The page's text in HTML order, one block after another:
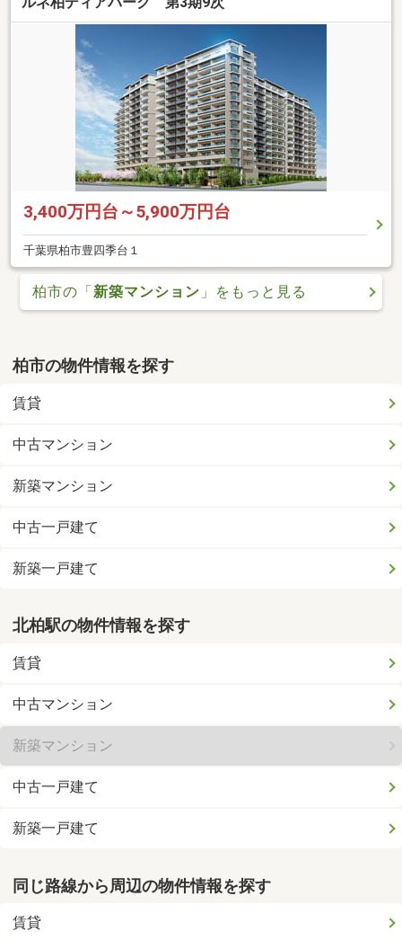
3,400万円台～5,900万円台
千葉県柏市豊四季台１
柏市の「 新築マンション 」をもっと見る
柏市の物件情報を探す
賃貸
中古マンション
新築マンション
中古一戸建て
新築一戸建て
北柏駅の物件情報を探す
賃貸
中古マンション
新築マンション
中古一戸建て
新築一戸建て
同じ路線から周辺の物件情報を探す
賃貸